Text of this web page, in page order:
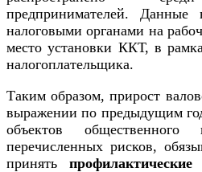
предпринимателей. Данные
налоговыми органами на
место установки ККТ, в
налогоплательщика.
Таким образом, прирост
выражении по предыдущим
объектов
перечисленных рисков,
принять